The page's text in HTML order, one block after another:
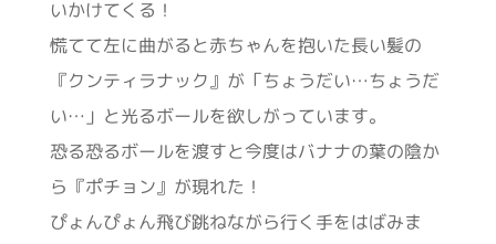
いかけてくる！
慌てて左に曲がると赤ちゃんを抱いた長い髪の
『クンティラナック』が「ちょうだい…ちょうだ
い…」と光るボールを欲しがっています。
恐る恐るボールを渡すと今度はバナナの葉の陰か
ら『ポチョン』が現れた！
ぴょんぴょん飛び跳ねながら行く手をはばみま